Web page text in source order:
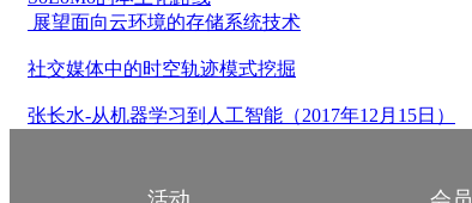
展望面向云环境的存储系统技术
社交媒体中的时空轨迹模式挖掘
张长水-从机器学习到人工智能（2017年12月15日）